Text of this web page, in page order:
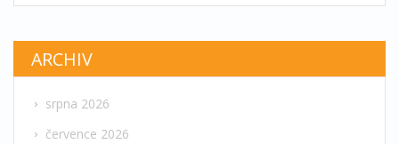
ARCHIV
srpna 2026
července 2026